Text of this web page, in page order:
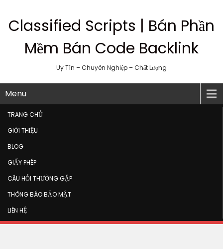
Classified Scripts | Bán Phần
Mềm Bán Code Backlink
Uy Tín – Chuyên Nghiệp – Chất Lượng
Menu
TRANG CHỦ
GIỚI THIỆU
BLOG
GIẤY PHÉP
CÂU HỎI THƯỜNG GẶP
THÔNG BÁO BẢO MẬT
LIÊN HỆ